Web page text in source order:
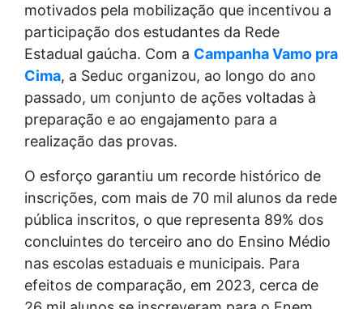
motivados pela mobilização que incentivou a
participação dos estudantes da Rede
Estadual gaúcha. Com a Campanha Vamo pra
Cima, a Seduc organizou, ao longo do ano
passado, um conjunto de ações voltadas à
preparação e ao engajamento para a
realização das provas.
O esforço garantiu um recorde histórico de
inscrições, com mais de 70 mil alunos da rede
pública inscritos, o que representa 89% dos
concluintes do terceiro ano do Ensino Médio
nas escolas estaduais e municipais. Para
efeitos de comparação, em 2023, cerca de